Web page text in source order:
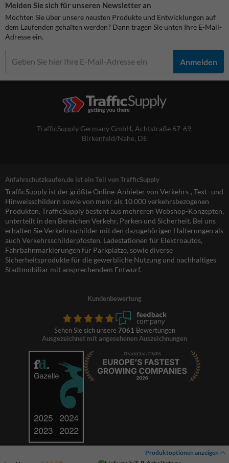
Produktoptionen anzeigen
Melden Sie sich für unseren Newsletter an
Möchten Sie über unsere neusten Produkte und Entwicklungen auf
dem Laufenden gehalten werden? Dann tragen Sie unten Ihre E-Mail-
Adresse ein.
Anmelden
TrafficSupply Germany GmbH, Achtstraße 67-69,
Birkenfeld/Nahe, DE
Anfahrschutzkaufen.de ist ein Teil von TrafficSupply
TrafficSupply ist der größte Online-Anbieter von Verkehrs-, Text- und
Hinweisschildern sowie von mehr als 10.000 verkehrsbezogenen
Produkten. TrafficSupply besteht aus mehreren Webshop-Konzepten,
unterteilt in den Bereichen Verkehr, Parken und Sicherheit. Bei uns
erhalten Sie Verkehrsschilder mit den dazugehörigen Halterungen als
auch Verkehrsschilderpfosten, Ladestationen für Elektroautos,
Fahrbahnmarkierungen für Parkplätze, sowie diverse
Sicherheitsprodukte für die gewerbliche Nutzung und nachhaltiges
Stadtmobiliar mit ansprechendem Entwurf.
Kundenbewertung
Sehen Sie sich unsere 7061 Bewertungen
Ausgezeichnet mit angesehenen Auszeichnungen